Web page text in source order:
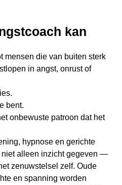
kan
mensen die van buiten sterk
in angst, onrust of
bent.
onbewuste patroon dat het
hypnose en gerichte
niet alleen inzicht gegeven —
zenuwstelsel zelf. Oude
en spanning worden